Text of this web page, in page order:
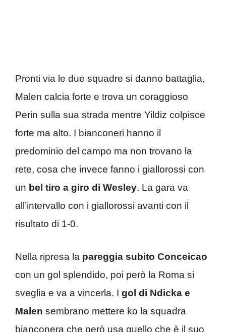
Pronti via le due squadre si danno battaglia,
Malen calcia forte e trova un coraggioso
Perin sulla sua strada mentre Yildiz colpisce
forte ma alto. I bianconeri hanno il
predominio del campo ma non trovano la
rete, cosa che invece fanno i giallorossi con
un bel tiro a giro di Wesley. La gara va
all’intervallo con i giallorossi avanti con il
risultato di 1-0.
Nella ripresa la pareggia subito Conceicao
con un gol splendido, poi però la Roma si
sveglia e va a vincerla. I gol di Ndicka e
Malen sembrano mettere ko la squadra
bianconera che però usa quello che è il suo